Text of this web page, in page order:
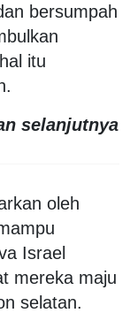
bersumpah
itu
selanjutnya
oleh
Israel
mereka maju
selatan.